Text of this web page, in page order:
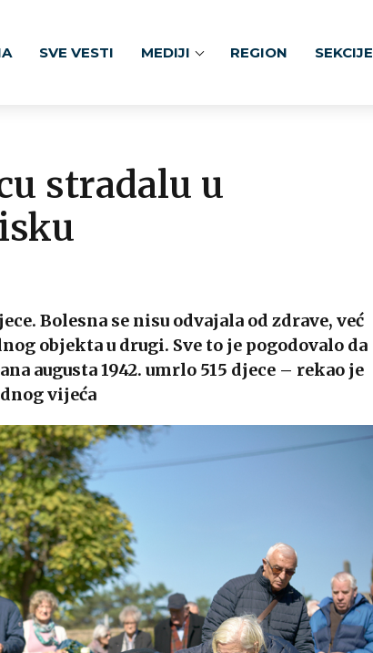
SVE VESTI MEDIJI REGION SEKCIJE
stradalu u
Bolesna se nisu odvajala od zdrave, već
objekta u drugi. Sve to je pogodovalo da
augusta 1942. umrlo 515 djece – rekao je
vijeća